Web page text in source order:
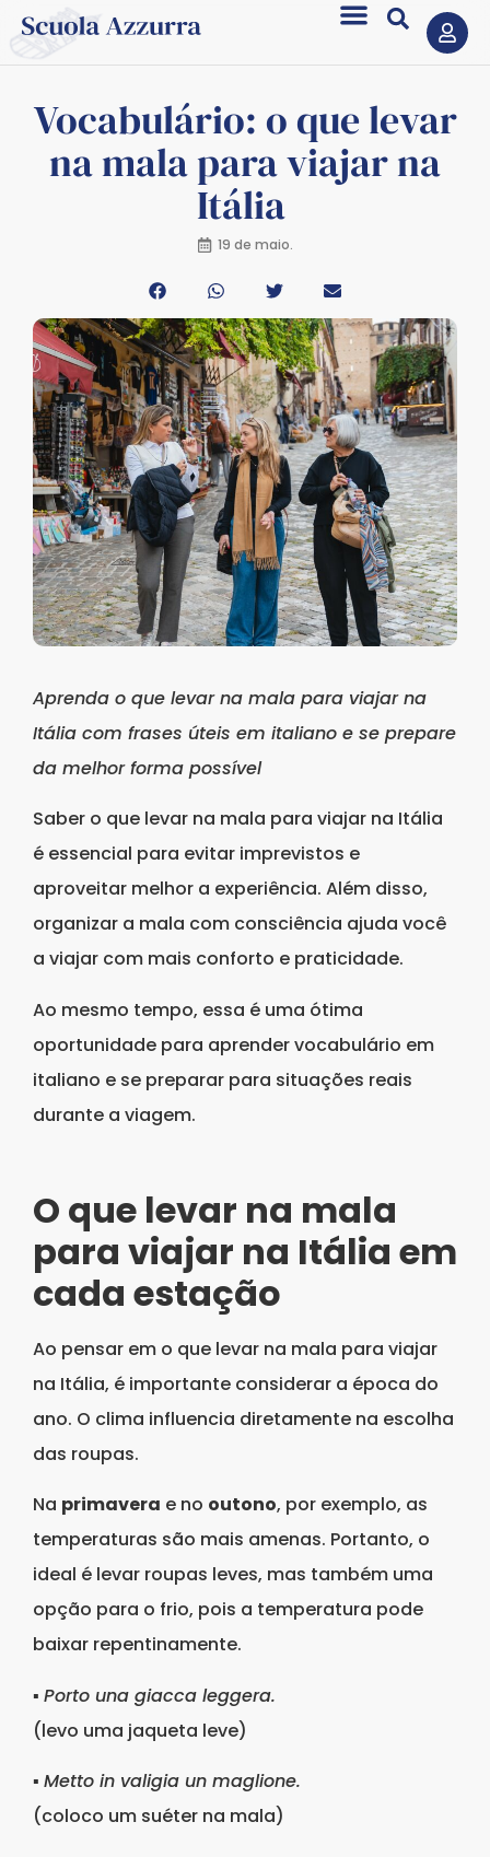
Vocabulário: o que levar
na mala para viajar na
Itália
19 de maio.
Aprenda o que levar na mala para viajar na
Itália com frases úteis em italiano e se prepare
da melhor forma possível
Saber o que levar na mala para viajar na Itália
é essencial para evitar imprevistos e
aproveitar melhor a experiência. Além disso,
organizar a mala com consciência ajuda você
a viajar com mais conforto e praticidade.
Ao mesmo tempo, essa é uma ótima
oportunidade para aprender vocabulário em
italiano e se preparar para situações reais
durante a viagem.
O que levar na mala
para viajar na Itália em
cada estação
Ao pensar em o que levar na mala para viajar
na Itália, é importante considerar a época do
ano. O clima influencia diretamente na escolha
das roupas.
Na primavera e no outono, por exemplo, as
temperaturas são mais amenas. Portanto, o
ideal é levar roupas leves, mas também uma
opção para o frio, pois a temperatura pode
baixar repentinamente.
▪ Porto una giacca leggera.
(levo uma jaqueta leve)
▪ Metto in valigia un maglione.
(coloco um suéter na mala)